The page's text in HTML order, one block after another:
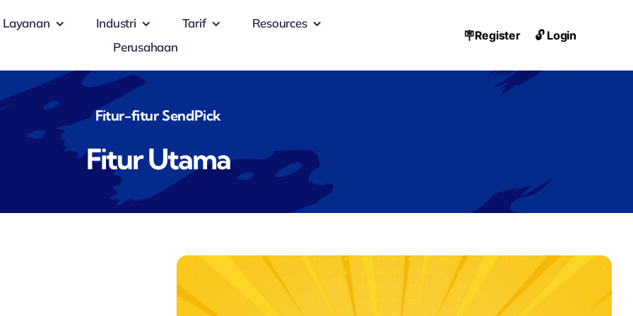
Layanan Industri Tarif
Resources
Perusahaan
🪧Register 🔓 Login
Fitur-fitur SendPick
Fitur Utama